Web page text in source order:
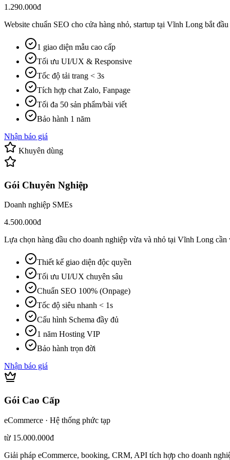
1.290.000đ
Website chuẩn SEO cho cửa hàng nhỏ, startup tại Vĩnh Long bắt
1 giao diện mẫu cao cấp
Tối ưu UI/UX & Responsive
Tốc độ tải trang < 3s
Tích hợp chat Zalo, Fanpage
Tối đa 50 sản phẩm/bài viết
Bảo hành 1 năm
Nhận báo giá
Khuyên dùng
Gói Chuyên Nghiệp
Doanh nghiệp SMEs
4.500.000đ
Lựa chọn hàng đầu cho doanh nghiệp vừa và nhỏ tại Vĩnh Long cần
Thiết kế giao diện độc quyền
Tối ưu UI/UX chuyên sâu
Chuẩn SEO 100% (Onpage)
Tốc độ siêu nhanh < 1s
Cấu hình Schema đầy đủ
1 năm Hosting VIP
Bảo hành trọn đời
Nhận báo giá
Gói Cao Cấp
eCommerce · Hệ thống phức tạp
từ 15.000.000đ
Giải pháp eCommerce, booking, CRM, API tích hợp cho doanh